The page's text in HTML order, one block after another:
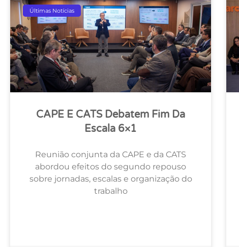
Últimas Notícias
CAPE E CATS Debatem Fim Da
Escala 6×1
Reunião conjunta da CAPE e da CATS
abordou efeitos do segundo repouso
sobre jornadas, escalas e organização do
trabalho